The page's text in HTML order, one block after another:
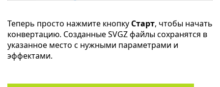
Теперь просто нажмите кнопку Старт, чтобы начать
конвертацию. Созданные SVGZ файлы сохранятся в
указанное место с нужными параметрами и
эффектами.